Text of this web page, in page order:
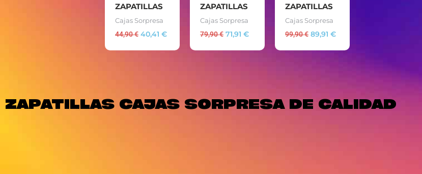
ZAPATILLAS
Cajas Sorpresa
44,90€ 40,41 €
ZAPATILLAS
Cajas Sorpresa
79,90€ 71,91 €
ZAPATILLAS
Cajas Sorpresa
99,90€ 89,91 €
ZAPATILLAS CAJAS SORPRESA DE CALIDAD